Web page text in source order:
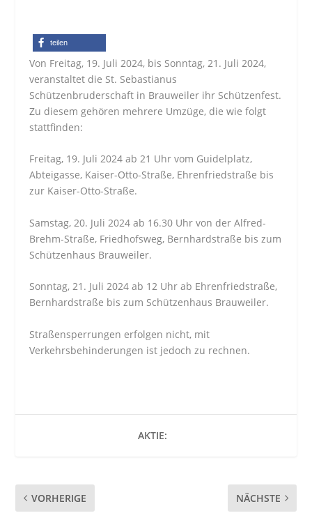
teilen
Von Freitag, 19. Juli 2024, bis Sonntag, 21. Juli 2024,
veranstaltet die St. Sebastianus
Schützenbruderschaft in Brauweiler ihr Schützenfest.
Zu diesem gehören mehrere Umzüge, die wie folgt
stattfinden:
Freitag, 19. Juli 2024 ab 21 Uhr vom Guidelplatz,
Abteigasse, Kaiser-Otto-Straße, Ehrenfriedstraße bis
zur Kaiser-Otto-Straße.
Samstag, 20. Juli 2024 ab 16.30 Uhr von der Alfred-
Brehm-Straße, Friedhofsweg, Bernhardstraße bis zum
Schützenhaus Brauweiler.
Sonntag, 21. Juli 2024 ab 12 Uhr ab Ehrenfriedstraße,
Bernhardstraße bis zum Schützenhaus Brauweiler.
Straßensperrungen erfolgen nicht, mit
Verkehrsbehinderungen ist jedoch zu rechnen.
AKTIE:
VORHERIGE NÄCHSTE